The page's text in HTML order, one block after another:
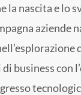
la nascita e lo
aziende
business con